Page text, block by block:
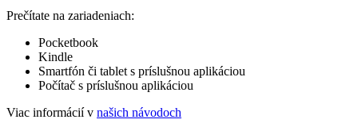
Prečítate na zariadeniach:
Pocketbook
Kindle
Smartfón či tablet s príslušnou aplikáciou
Počítač s príslušnou aplikáciou
Viac informácií v našich návodoch